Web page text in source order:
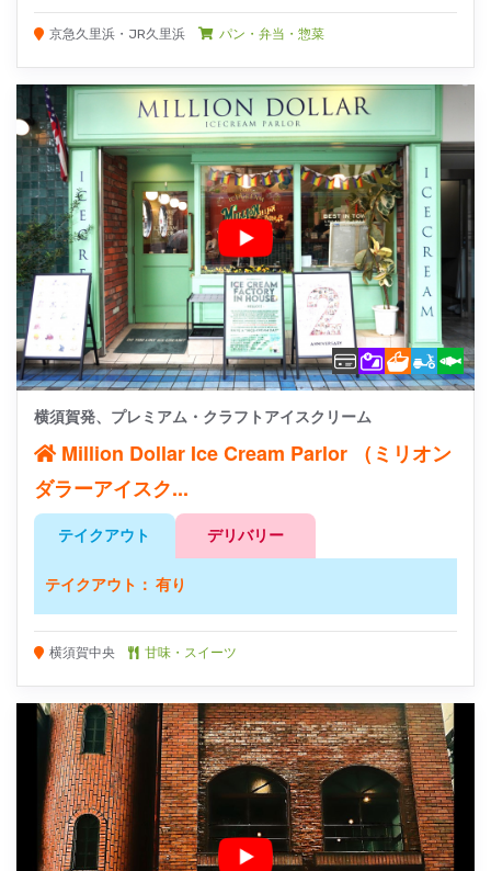
京急久里浜・JR久里浜 パン・弁当・惣菜
横須賀発、プレミアム・クラフトアイスクリーム
Million Dollar Ice Cream Parlor （ミリオン
ダラーアイスク...
テイクアウト デリバリー
テイクアウト： 有り
横須賀中央 甘味・スイーツ